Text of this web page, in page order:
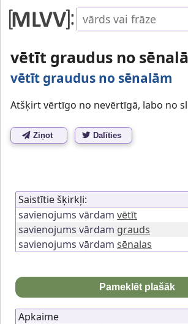
vētīt graudus no
vētīt graudus no sēnalām
Atšķirt vērtīgo no nevērtīgā, labo no
Ziņot Dalīties
Saistītie šķirkļi:
savienojums vārdam vētīt
savienojums vārdam grauds
savienojums vārdam sēnalas
Pameklēt plašāk
Apkaime